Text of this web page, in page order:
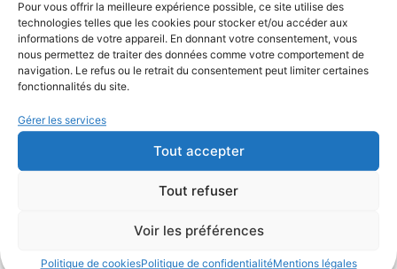
Pour vous offrir la meilleure expérience possible, ce site utilise des
technologies telles que les cookies pour stocker et/ou accéder aux
informations de votre appareil. En donnant votre consentement, vous
nous permettez de traiter des données comme votre comportement de
navigation. Le refus ou le retrait du consentement peut limiter certaines
fonctionnalités du site.
Gérer les services
Tout accepter
Tout refuser
Voir les préférences
Politique de cookiesPolitique de confidentialitéMentions légales
Ajouter au panier
UGS :ND Catégories :nébuleuse,Photographies
Étiquettes :ciel profond
Description